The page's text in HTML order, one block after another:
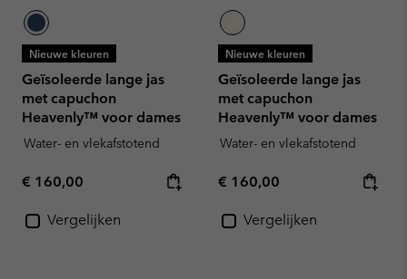
Nieuwe kleuren
Geïsoleerde lange jas
met capuchon
Heavenly™ voor dames
Water- en vlekafstotend
Regular price:
€ 160,00
Vergelijken
Nieuwe kleuren
Geïsoleerde lange jas
met capuchon
Heavenly™ voor dames
Water- en vlekafstotend
Regular price:
€ 160,00
Vergelijken